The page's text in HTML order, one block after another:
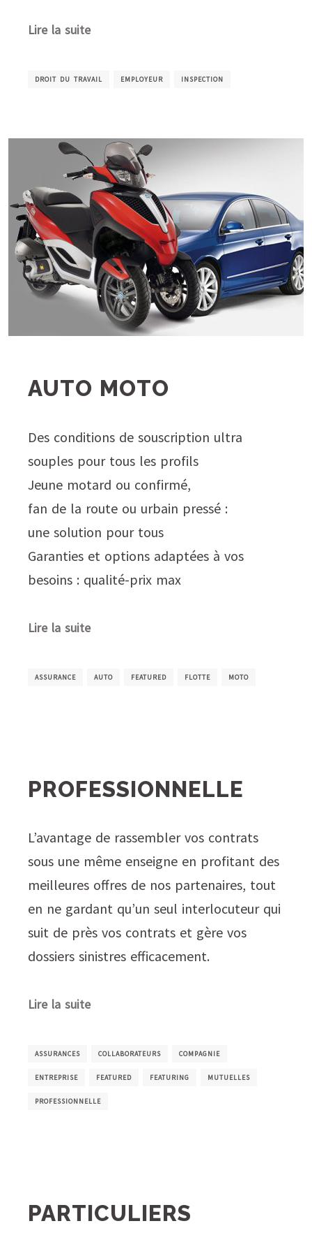
Lire la suite
DROIT DU TRAVAIL EMPLOYEUR INSPECTION
AUTO MOTO
Des conditions de souscription ultra
souples pour tous les profils
Jeune motard ou confirmé,
fan de la route ou urbain pressé :
une solution pour tous
Garanties et options adaptées à vos
besoins : qualité-prix max
Lire la suite
ASSURANCE AUTO FEATURED FLOTTE MOTO
PROFESSIONNELLE
L’avantage de rassembler vos contrats
sous une même enseigne en profitant des
meilleures offres de nos partenaires, tout
en ne gardant qu’un seul interlocuteur qui
suit de près vos contrats et gère vos
dossiers sinistres efficacement.
Lire la suite
ASSURANCES COLLABORATEURS COMPAGNIE
ENTREPRISE FEATURED FEATURING MUTUELLES
PROFESSIONNELLE
PARTICULIERS